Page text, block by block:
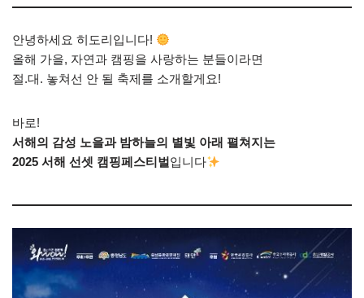
안녕하세요 히도리입니다!
올해 가을, 자연과 캠핑을 사랑하는 분들이라면
절.대. 놓쳐선 안 될 축제를 소개할게요!
바로!
서해의 감성 노을과 밤하늘의 별빛 아래 펼쳐지는
2025 서해 선셋 캠핑페스티벌입니다